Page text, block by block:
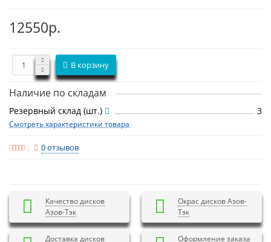
12550р.
В корзину
Наличие по складам
Резервный склад (шт.) 3
Смотреть характеристики товара
0 отзывов
Качество дисков
Азов-Тэк
Окрас дисков Азов-
Тэк
Доставка дисков Оформление заказа